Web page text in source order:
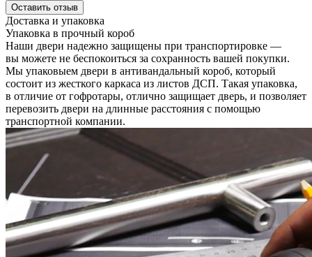
Оставить отзыв
Доставка и упаковка
Упаковка в прочный короб
Наши двери надежно защищены при транспортировке —
вы можете не беспокоиться за сохранность вашей покупки.
Мы упаковыем двери в антивандальный короб, который
состоит из жесткого каркаса из листов ДСП. Такая упаковка,
в отличие от гофротары, отлично защищает дверь, и позволяет
перевозить двери на длинные расстояния с помощью
транспортной компании.